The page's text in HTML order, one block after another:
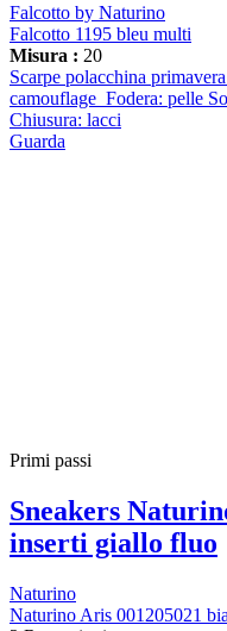
Falcotto by Naturino
Falcotto 1195 bleu multi
Misura : 20
Scarpe polacchina
camouflage Fodera: pelle
Chiusura: lacci
Guarda
Primi passi
Sneakers
inserti giallo fluo
Naturino
Naturino Aris 001205021